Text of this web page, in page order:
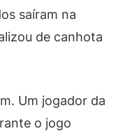
saíram na
de canhota
Um jogador da
o jogo